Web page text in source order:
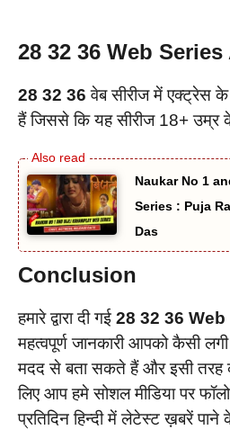
28 32 36 Web
28 32 36वेब सीरीज में एक्ट्रेस
हैं जिससे कि यह सीरीज 18+ उम्र
Naukar No 1
Series : Puja
Das
Conclusion
हमारे द्वारा दी गई 28 32 36
महत्वपूर्ण जानकारी आपको कैसी
मदद से बता सकते हैं और इसी तरह
लिए आप हमे सोशल मीडिया पर
प्रतिदिन हिन्दी में लेटेस्ट ख़बरें पाने